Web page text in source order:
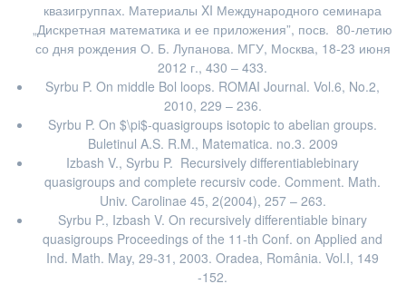
квазигруппах. Материалы XI Международного семинара
„Дискретная математика и ее приложения”, посв. 80-летию
со дня рождения О. Б. Лупанова. МГУ, Москва, 18-23 июня
2012 г., 430 – 433.
Syrbu P. On middle Bol loops. ROMAI Journal. Vol.6, No.2,
2010, 229 – 236.
Syrbu P. On $\pi$-quasigroups isotopic to abelian groups.
Buletinul A.S. R.M., Matematica. no.3. 2009
Izbash V., Syrbu P. Recursively differentiablebinary
quasigroups and complete recursiv code. Comment. Math.
Univ. Carolinae 45, 2(2004), 257 – 263.
Syrbu P., Izbash V. On recursively differentiable binary
quasigroups Proceedings of the 11-th Conf. on Applied and
Ind. Math. May, 29-31, 2003. Oradea, România. Vol.I, 149
-152.